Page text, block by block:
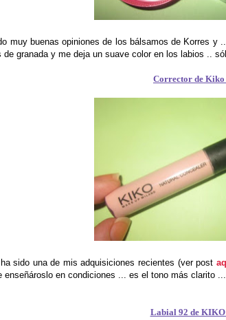
muy buenas opiniones de los bálsamos de Korres y
de granada y me deja un suave color en los labios ..
Corrector de Kiko
sido una de mis adquisiciones recientes (ver post
enseñároslo en condiciones ... es el tono más clarito
Labial 92 de KIKO